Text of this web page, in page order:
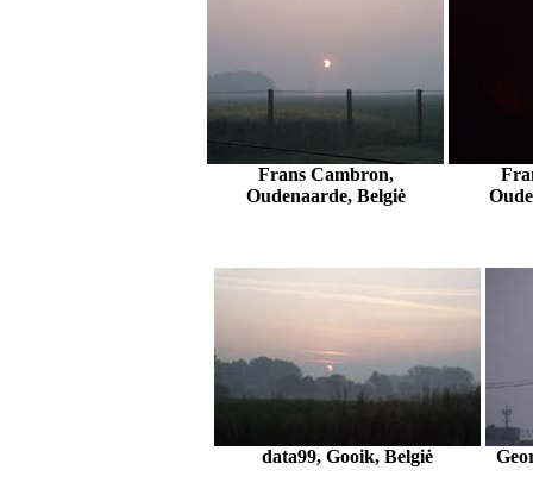
Frans Cambron,
Oudenaarde, Belgiė
data99, Gooik, Belgiė